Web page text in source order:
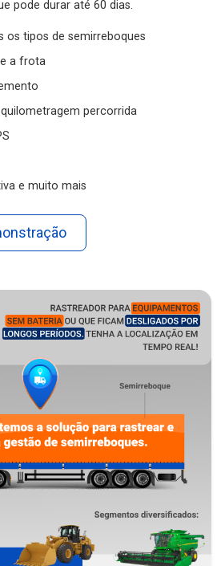
pode durar até 60 dias.
os tipos de semirreboques
a frota
percorrida
e muito mais